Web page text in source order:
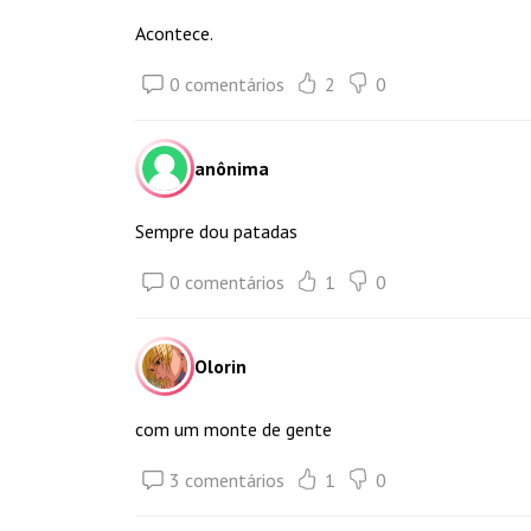
Acontece.
0 comentários 2 0
anônima
Sempre dou patadas
0 comentários 1 0
Olorin
com um monte de gente
3 comentários 1 0